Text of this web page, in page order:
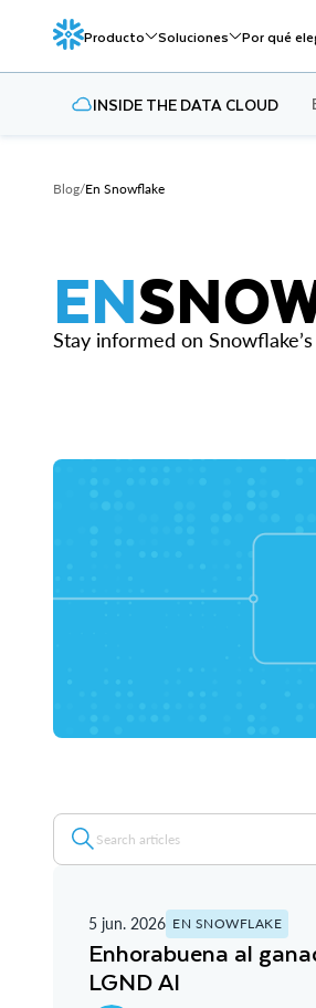
Producto Soluciones Por qué
INSIDE THE DATA CLOUD
Blog/En Snowflake
EN
Stay informed on
5 jun. 2026 EN SNOWFLAKE
Enhorabuena al
LGND AI